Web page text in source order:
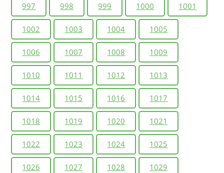
997 998 999 1000 1001
1002 1003 1004 1005
1006 1007 1008 1009
1010 1011 1012 1013
1014 1015 1016 1017
1018 1019 1020 1021
1022 1023 1024 1025
1026 1027 1028 1029